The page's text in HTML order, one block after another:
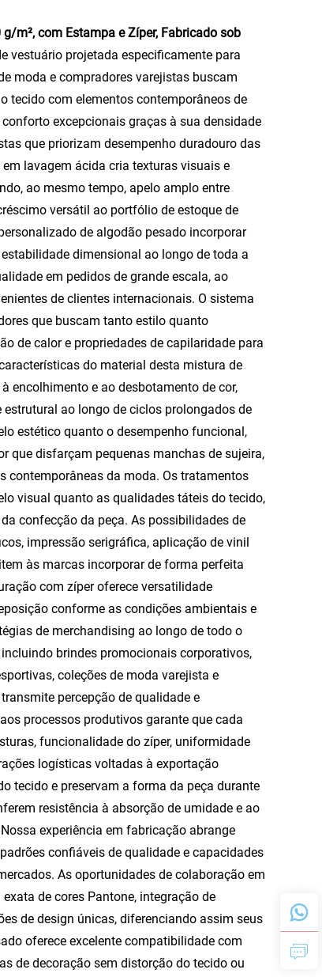
m², com Estampa e Zíper, Fabricado sob
vestuário projetada especificamente para
moda e compradores varejistas buscam
tecido com elementos contemporâneos de
excepcionais graças à sua densidade
que priorizam desempenho duradouro das
lavagem ácida cria texturas visuais e
ao mesmo tempo, apelo amplo entre
versátil ao portfólio de estoque de
de algodão pesado incorporar
dimensional ao longo de toda a
em pedidos de grande escala, ao
de clientes internacionais. O sistema
que buscam tanto estilo quanto
de calor e propriedades de capilaridade para
do material desta mistura de
encolhimento e ao desbotamento de cor,
ao longo de ciclos prolongados de
estético quanto o desempenho funcional,
que disfarçam pequenas manchas de sujeira,
contemporâneas da moda. Os tratamentos
visual quanto as qualidades táteis do tecido,
confecção da peça. As possibilidades de
impressão serigráfica, aplicação de vinil
às marcas incorporar de forma perfeita
com zíper oferece versatilidade
conforme as condições ambientais e
de merchandising ao longo de todo o
brindes promocionais corporativos,
coleções de moda varejista e
percepção de qualidade e
processos produtivos garante que cada
funcionalidade do zíper, uniformidade
logísticas voltadas à exportação
tecido e preservam a forma da peça durante
resistência à absorção de umidade e ao
experiência em fabricação abrange
confiáveis de qualidade e capacidades
As oportunidades de colaboração em
de cores Pantone, integração de
de design únicas, diferenciando assim seus
oferece excelente compatibilidade com
de decoração sem distorção do tecido ou